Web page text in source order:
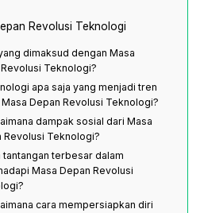
Revolusi Teknologi
dimaksud dengan Masa
Teknologi?
apa saja yang menjadi tren
Depan Revolusi Teknologi?
dampak sosial dari Masa
Revolusi Teknologi?
tantangan terbesar dalam
Masa Depan Revolusi
cara mempersiapkan diri